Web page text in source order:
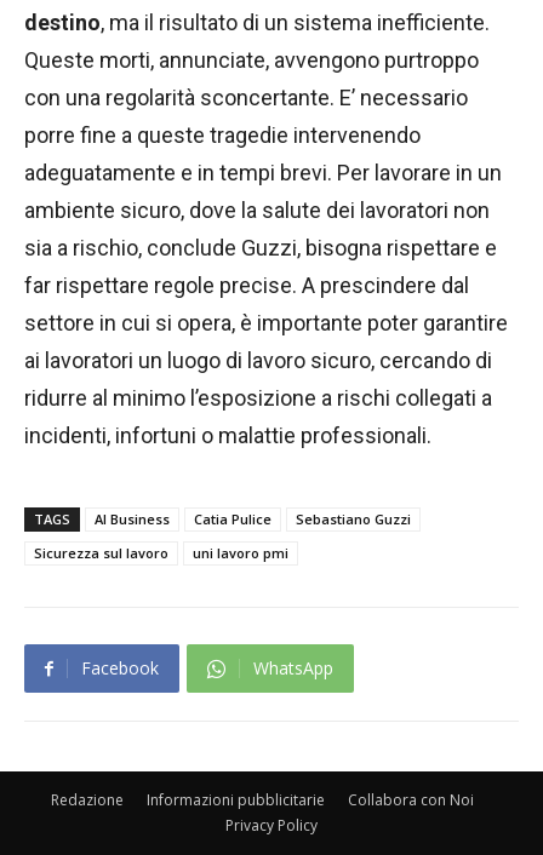
destino, ma il risultato di un sistema inefficiente.
Queste morti, annunciate, avvengono purtroppo
con una regolarità sconcertante. E’ necessario
porre fine a queste tragedie intervenendo
adeguatamente e in tempi brevi. Per lavorare in un
ambiente sicuro, dove la salute dei lavoratori non
sia a rischio, conclude Guzzi, bisogna rispettare e
far rispettare regole precise. A prescindere dal
settore in cui si opera, è importante poter garantire
ai lavoratori un luogo di lavoro sicuro, cercando di
ridurre al minimo l’esposizione a rischi collegati a
incidenti, infortuni o malattie professionali.
TAGS Al Business Catia Pulice
Sebastiano Guzzi
Sicurezza sul lavoro
uni lavoro pmi
Facebook WhatsApp
Redazione Informazioni pubblicitarie
Collabora con Noi
Privacy Policy